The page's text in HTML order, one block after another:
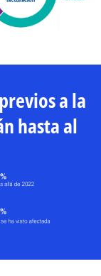
a la
hasta al